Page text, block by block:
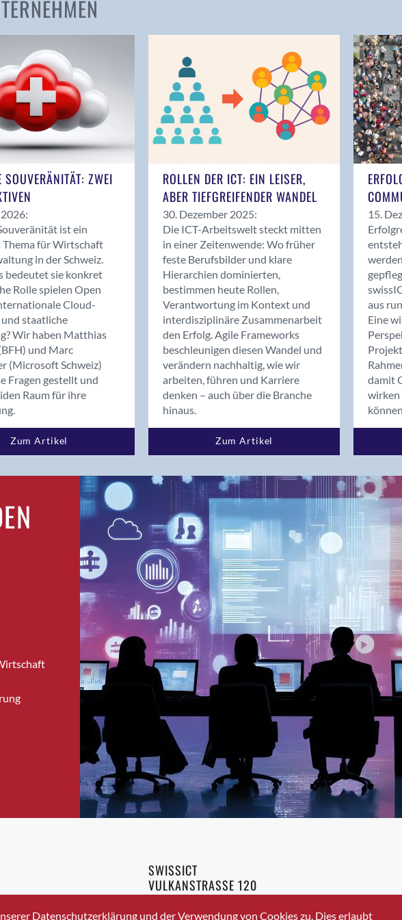
Andelfingen
Balsthal
Balzers
Bassersdorf
Benken (SG)
Bergdietikon
Bern - Liebefeld
Birsfelden
Bolligen
Bonaduz
Bonstetten
Bottighofen
Bremgarten bei Bern
Brig-Glis
Bronschhofen
Brugg
Brugg AG
Burgdorf
Bäretswil
Bülach
Cazis
Crissier
Davos Platz
SOUVERÄNITÄT: ZWEI
ist ein
Thema für Wirtschaft
in der Schweiz.
bedeutet sie konkret
Rolle spielen Open
Cloud-
staatliche
Wir haben Matthias
und Marc
(Microsoft Schweiz)
Fragen gestellt und
Raum für ihre
Zum Artikel
ROLLEN DER ICT: EIN LEISER,
ABER TIEFGREIFENDER WANDEL
30. Dezember 2025:
Die ICT-Arbeitswelt steckt mitten
in einer Zeitenwende: Wo früher
feste Berufsbilder und klare
Hierarchien dominierten,
bestimmen heute Rollen,
Verantwortung im Kontext und
interdisziplinäre Zusammenarbeit
den Erfolg. Agile Frameworks
beschleunigen diesen Wandel und
verändern nachhaltig, wie wir
arbeiten, führen und Karriere
denken – auch über die Branche
hinaus.
Zum Artikel
15.
aus
Eine
damit
wirken
können.
40 20
SWISSICT
VULKANSTRASSE 120
8048 ZURICH
Datenschutzerklärung und der Verwendung von Cookies zu. Dies erlaubt